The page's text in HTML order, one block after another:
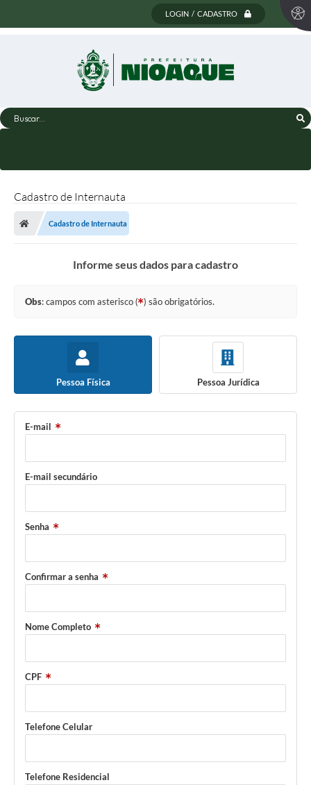
LOGIN / CADASTRO
Buscar...
Cadastro de Internauta
Cadastro de Internauta
Informe seus dados para cadastro
Obs: campos com asterisco ( ) são obrigatórios.
Pessoa Física Pessoa Jurídica
E-mail
E-mail secundário
Senha
Confirmar a senha
Nome Completo
CPF
Telefone Celular
Telefone Residencial